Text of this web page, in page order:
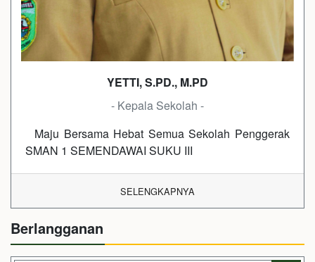
YETTI, S.PD., M.PD
- Kepala Sekolah -
Maju Bersama Hebat Semua Sekolah Penggerak
SMAN 1 SEMENDAWAI SUKU III
SELENGKAPNYA
Berlangganan